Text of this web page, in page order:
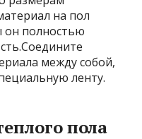
на пол
он полностью
между собой,
ленту.
пола